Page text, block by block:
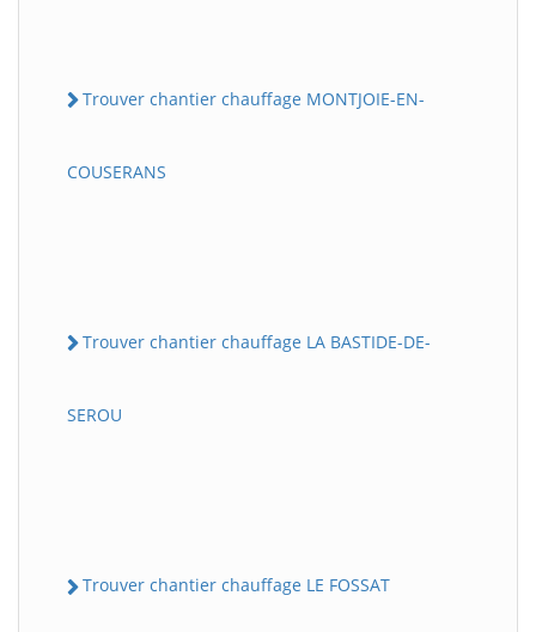
Trouver chantier chauffage MONTJOIE-EN-
COUSERANS
Trouver chantier chauffage LA BASTIDE-DE-
SEROU
Trouver chantier chauffage LE FOSSAT